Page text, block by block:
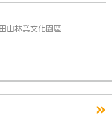
山林業文化園區
»